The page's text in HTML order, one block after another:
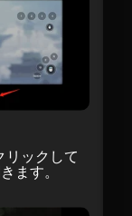
リックして
ます。